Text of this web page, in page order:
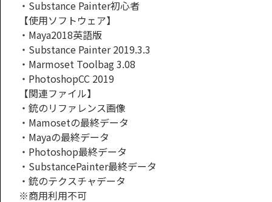
・Substance Painter初心者
【使用ソフトウェア】
・Maya2018英語版
・Substance Painter 2019.3.3
・Marmoset Toolbag 3.08
・PhotoshopCC 2019
【関連ファイル】
・銃のリファレンス画像
・Mamosetの最終データ
・Mayaの最終データ
・Photoshop最終データ
・SubstancePainter最終データ
・銃のテクスチャデータ
※商用利用不可